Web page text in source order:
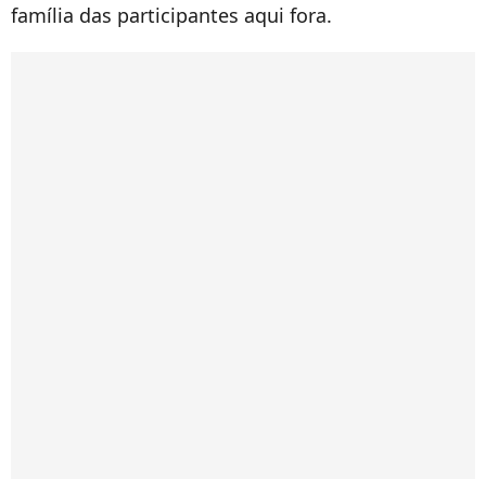
família das participantes aqui fora.